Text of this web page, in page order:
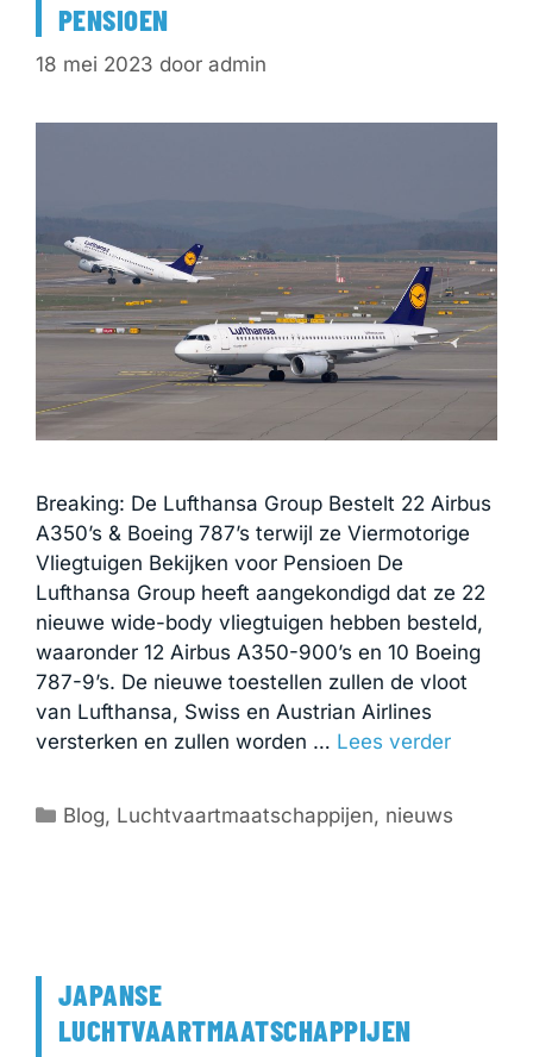
PENSIOEN
18 mei 2023 door admin
Breaking: De Lufthansa Group Bestelt 22 Airbus
A350’s & Boeing 787’s terwijl ze Viermotorige
Vliegtuigen Bekijken voor Pensioen De
Lufthansa Group heeft aangekondigd dat ze 22
nieuwe wide-body vliegtuigen hebben besteld,
waaronder 12 Airbus A350-900’s en 10 Boeing
787-9’s. De nieuwe toestellen zullen de vloot
van Lufthansa, Swiss en Austrian Airlines
versterken en zullen worden … Lees verder
Categorieën
Blog, Luchtvaartmaatschappijen, nieuws
JAPANSE
LUCHTVAARTMAATSCHAPPIJEN